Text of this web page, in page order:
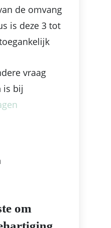
de omvang
is deze 3 tot
vraag
is bij
om